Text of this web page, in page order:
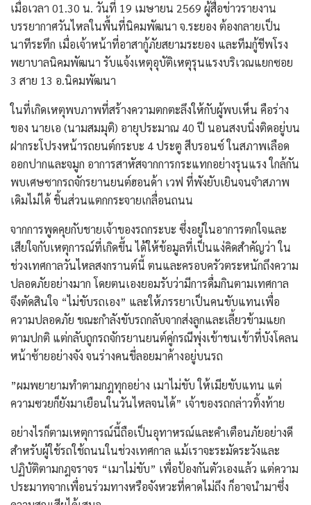
​เมื่อเวลา 01.30 น. วันที่ 19 เมษายน 2569 ผู้สื่อข่าวรายงาน
บรรยากาศวันไหลในพื้นที่นิคมพัฒนา จ.ระยอง ต้องกลายเป็น
นาทีระทึก เมื่อเจ้าหน้าที่อาสากู้ภัยสยามระยอง และทีมกู้ชีพโรง
พยาบาลนิคมพัฒนา รับแจ้งเหตุอุบัติเหตุรุนแรงบริเวณแยกซอย
3 สาย 13 อ.นิคมพัฒนา
​ในที่เกิดเหตุพบภาพที่สร้างความตกตะลึงให้กับผู้พบเห็น คือร่าง
ของ นายเอ (นามสมมุติ) อายุประมาณ 40 ปี นอนสงบนิ่งติดอยู่บน
ฝากระโปรงหน้ารถยนต์กระบะ 4 ประตู สีบรอนซ์ ในสภาพเลือด
ออกปากและจมูก อาการสาหัสจากการกระแทกอย่างรุนแรง ใกล้กัน
พบเศษซากรถจักรยานยนต์ฮอนด้า เวฟ ที่พังยับเยินจนจำสภาพ
เดิมไม่ได้ ชิ้นส่วนแตกกระจายเกลื่อนถนน
​จากการพูดคุยกับชายเจ้าของรถกระบะ ซึ่งอยู่ในอาการตกใจและ
เสียใจกับเหตุการณ์ที่เกิดขึ้น ได้ให้ข้อมูลที่เป็นแง่คิดสำคัญว่า ใน
ช่วงเทศกาลวันไหลสงกรานต์นี้ ตนและครอบครัวตระหนักถึงความ
ปลอดภัยอย่างมาก โดยตนเองยอมรับว่ามีการดื่มกินตามเทศกาล
จึงตัดสินใจ “ไม่ขับรถเอง” และให้ภรรยาเป็นคนขับแทนเพื่อ
ความปลอดภัย ขณะกำลังขับรถกลับจากส่งลูกและเลี้ยวข้ามแยก
ตามปกติ แต่กลับถูกรถจักรยานยนต์คู่กรณีพุ่งเข้าชนเข้าที่บังโคลน
หน้าซ้ายอย่างจัง จนร่างคนขี่ลอยมาค้างอยู่บนรถ
​”ผมพยายามทำตามกฎทุกอย่าง เมาไม่ขับ ให้เมียขับแทน แต่
ความซวยก็ยังมาเยือนในวันไหลจนได้” เจ้าของรถกล่าวทิ้งท้าย
อย่างไรก็ตาม​เหตุการณ์นี้ถือเป็นอุทาหรณ์และคำเตือนภัยอย่างดี
สำหรับผู้ใช้รถใช้ถนนในช่วงเทศกาล แม้เราจะระมัดระวังและ
ปฏิบัติตามกฎจราจร “เมาไม่ขับ” เพื่อป้องกันตัวเองแล้ว แต่ความ
ประมาทจากเพื่อนร่วมทางหรือจังหวะที่คาดไม่ถึง ก็อาจนำมาซึ่ง